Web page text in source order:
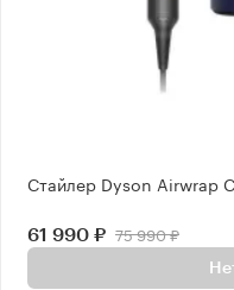
Стайлер Dyson Airwrap
61 990 ₽ 75 990 ₽